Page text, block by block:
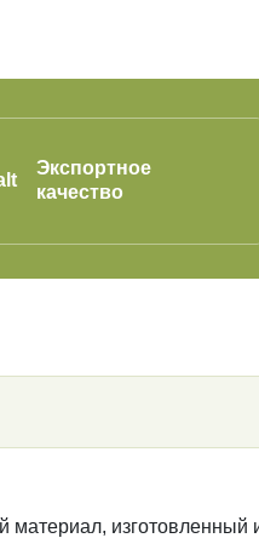
Экспортное
качество
материал,